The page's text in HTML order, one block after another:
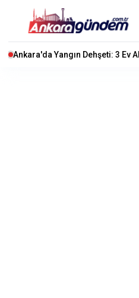
Ankara'da Yangın Dehşeti: 3 Ev